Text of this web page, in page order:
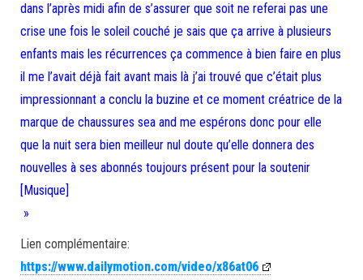
dans l’après midi afin de s’assurer que soit ne referai pas une
crise une fois le soleil couché je sais que ça arrive à plusieurs
enfants mais les récurrences ça commence à bien faire en plus
il me l’avait déjà fait avant mais là j’ai trouvé que c’était plus
impressionnant a conclu la buzine et ce moment créatrice de la
marque de chaussures sea and me espérons donc pour elle
que la nuit sera bien meilleur nul doute qu’elle donnera des
nouvelles à ses abonnés toujours présent pour la soutenir
[Musique]
»
Lien complémentaire:
https://www.dailymotion.com/video/x86at06